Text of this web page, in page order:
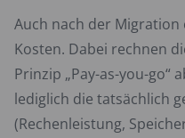
Auch nach der
Kosten. Dabei rechnen
Prinzip „Pay-as-you-go“
lediglich die tatsächlich
(Rechenleistung,